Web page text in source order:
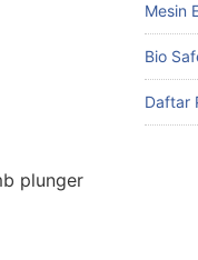
plunger
Mesin
Bio
Daftar